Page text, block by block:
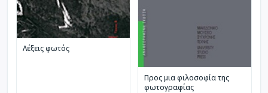
Λέξεις φωτός
Προς μια φιλοσοφία της
φωτογραφίας